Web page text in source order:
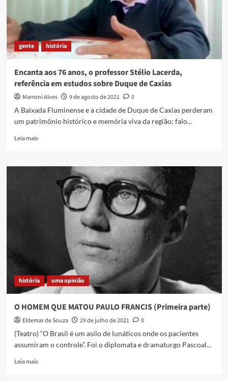
gente história
Encanta aos 76 anos, o professor Stélio Lacerda,
referência em estudos sobre Duque de Caxias
Marroni Alves 9 de agosto de 2021
0
A Baixada Fluminense e a cidade de Duque de Caxias perderam
um patrimônio histórico e memória viva da região: falo...
Leia maisRead
Encanta
Duque
história uma opinião
O HOMEM QUE MATOU PAULO FRANCIS (Primeira parte)
Eldemar de Souza 29 de julho de 2021
0
(Teatro) “O Brasil é um asilo de lunáticos onde os pacientes
assumiram o controle”. Foi o diplomata e dramaturgo Pascoal...
Leia maisRead